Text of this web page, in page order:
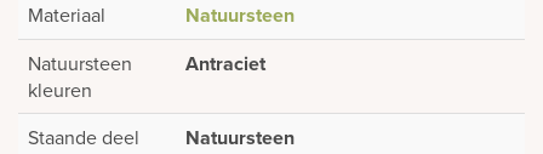
Materiaal Natuursteen
Natuursteen
kleuren
Antraciet
Staande deel Natuursteen